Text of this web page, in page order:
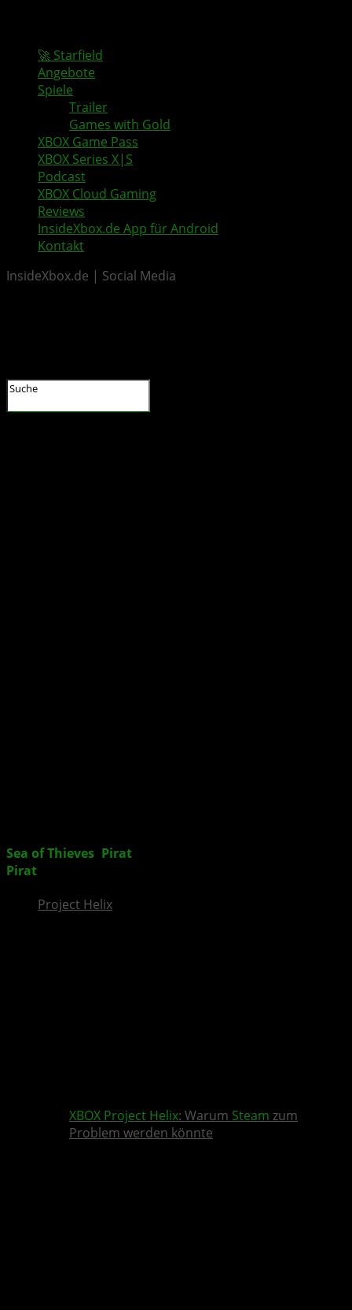
🚀 Starfield
Angebote
Spiele
Trailer
Games with Gold
XBOX Game Pass
XBOX Series X|S
Podcast
XBOX Cloud Gaming
Reviews
InsideXbox.de App für Android
Kontakt
InsideXbox.de | Social Media
Sea of Thieves Pirat
Pirat
Project Helix
XBOX Project Helix: Warum Steam zum
Problem werden könnte